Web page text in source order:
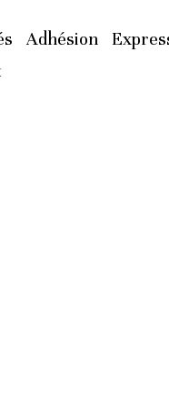
Adhésion